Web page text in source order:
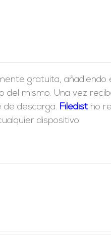
gratuita, añadiendo
del mismo. Una vez
descarga. Filedist no
dispositivo.